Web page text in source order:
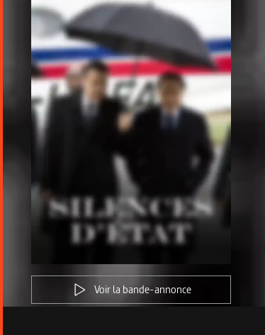
Voir la bande-annonce